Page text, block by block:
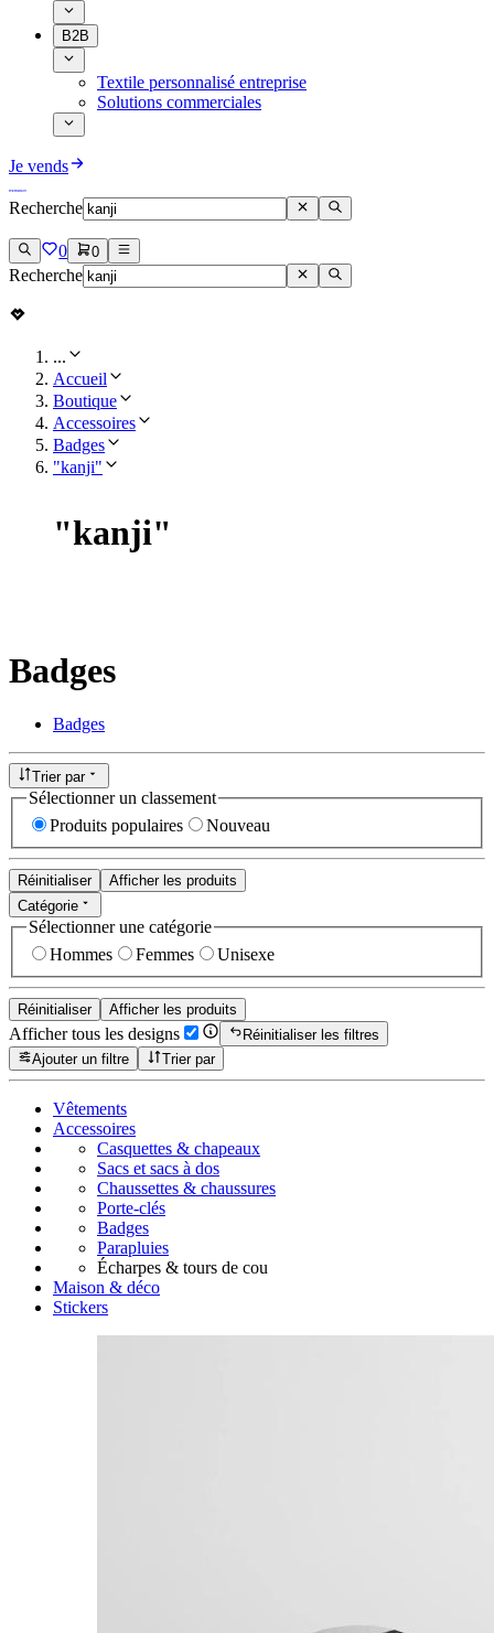
B2B
Textile personnalisé entreprise
Solutions commerciales
Je vends
Recherche
0 0
Recherche
...
Accueil
Boutique
Accessoires
Badges
"kanji"
"kanji"
Badges
Badges
Trier par
Sélectionner un classement
Produits populaires
Nouveau
Réinitialiser
Afficher les produits
Catégorie
Sélectionner une catégorie
Hommes
Femmes Unisexe
Réinitialiser Afficher les produits
Afficher tous les designs
Réinitialiser les filtres
Ajouter un filtre
Trier par
Vêtements
Accessoires
Casquettes & chapeaux
Sacs et sacs à dos
Chaussettes & chaussures
Porte-clés
Badges
Parapluies
Écharpes & tours de cou
Maison & déco
Stickers